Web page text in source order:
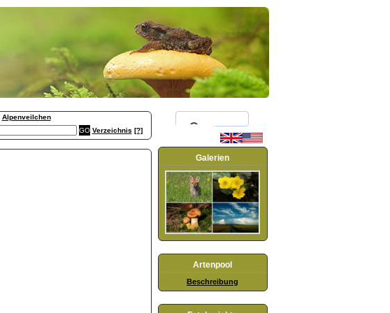
Alpenveilchen
Verzeichnis [?]
Galerien
Artenpool
Beschreibung